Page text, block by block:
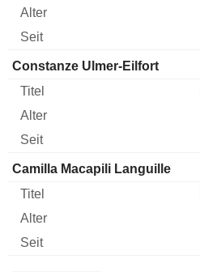
Constanze Ulmer-Eilfort
Camilla Macapili Languille